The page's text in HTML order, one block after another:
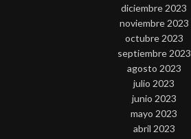
diciembre 2023
noviembre 2023
octubre 2023
septiembre 2023
agosto 2023
julio 2023
junio 2023
mayo 2023
abril 2023